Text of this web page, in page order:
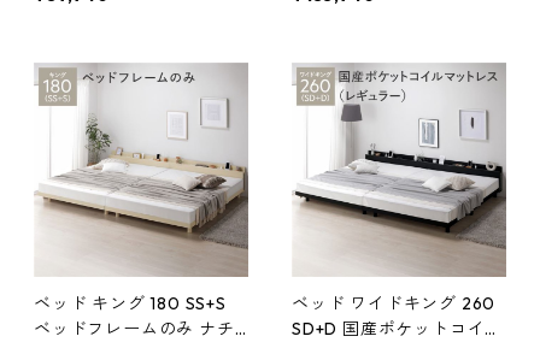
棚付 コンセント付 高さ調
頑丈 すのこベッド 連結ベ
ッド ベッドフレーム ロー
ベッド フロアベッド すの
こ ベット 寝具 ベッドルー
結 宮付 宮棚付 棚付 コンセ
収納可 通気性 頑丈 すのこ
ベッド 連結ベッド ベッド
フレーム ローベッド フロ
アベッド すのこ ベット 寝
具 ベッド
ベッド キング 180 SS+S
ベッドフレームのみ ナチ
ベッド ワイドキング 260
SD+D 国産ポケットコイル